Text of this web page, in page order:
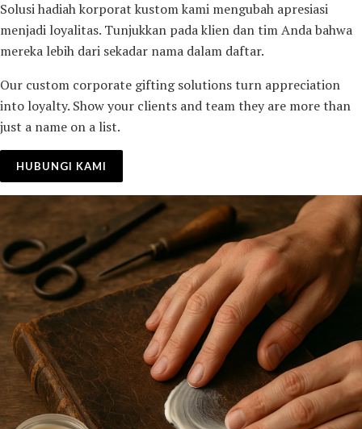
Solusi hadiah korporat kustom kami mengubah apresiasi
menjadi loyalitas. Tunjukkan pada klien dan tim Anda bahwa
mereka lebih dari sekadar nama dalam daftar.
Our custom corporate gifting solutions turn appreciation
into loyalty. Show your clients and team they are more than
just a name on a list.
HUBUNGI KAMI